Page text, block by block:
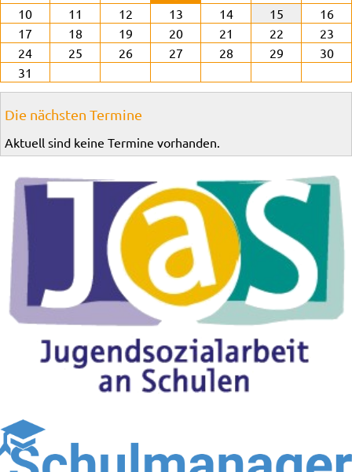
10
11 12 13 14 15
16
17
18 19 20 21 22
23
24
25 26 27 28 29
30
31
Die nächsten Termine
Aktuell sind keine Termine vorhanden.